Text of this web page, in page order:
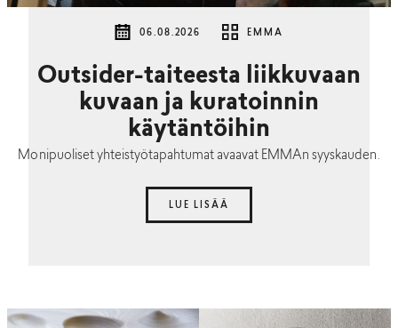
06.08.2026 EMMA
Outsider-taiteesta liikkuvaan
kuvaan ja kuratoinnin
käytäntöihin
Monipuoliset yhteistyötapahtumat avaavat EMMAn syyskauden.
LUE LISÄÄ